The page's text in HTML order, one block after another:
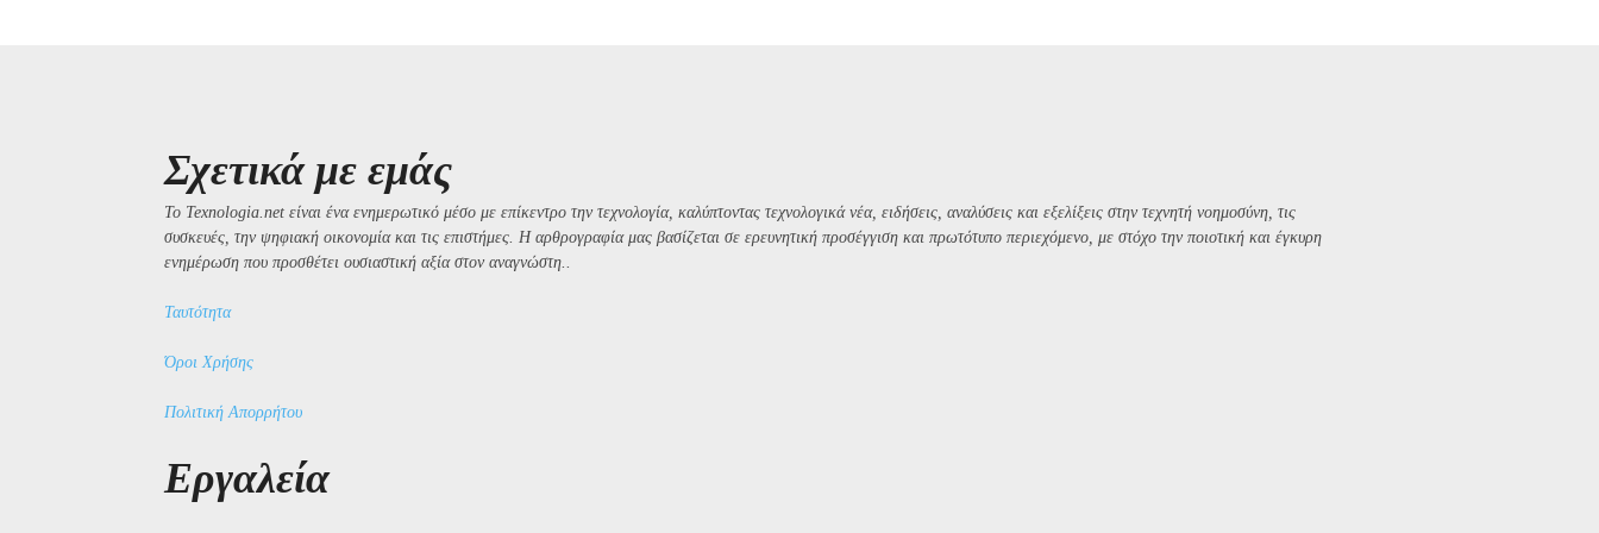
Σχετικά με εμάς
Το Texnologia.net είναι ένα ενημερωτικό μέσο με επίκεντρο την τεχνολογία, καλύπτοντας τεχνολογικά νέα, ειδήσεις, αναλύσεις και εξελίξεις στην τεχνητή νοημοσύνη, τις
συσκευές, την ψηφιακή οικονομία και τις επιστήμες. Η αρθρογραφία μας βασίζεται σε ερευνητική προσέγγιση και πρωτότυπο περιεχόμενο, με στόχο την ποιοτική και έγκυρη
ενημέρωση που προσθέτει ουσιαστική αξία στον αναγνώστη..
Ταυτότητα
Όροι Χρήσης
Πολιτική Απορρήτου
Εργαλεία